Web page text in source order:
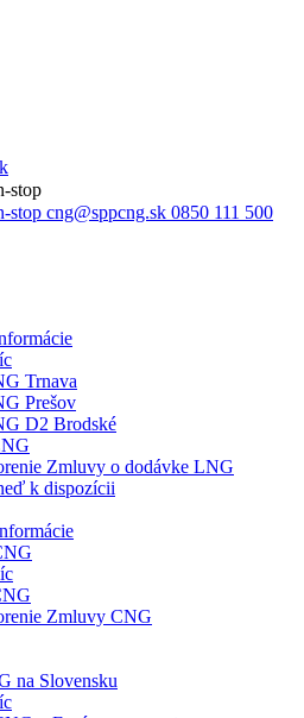
stop
stop cng@sppcng.sk 0850 111 500
Trnava
Prešov
D2 Brodské
Zmluvy o dodávke LNG
k dispozícii
Zmluvy CNG
na Slovensku